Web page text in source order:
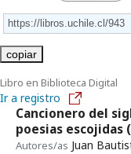
copiar
Libro en Biblioteca Digital
Ir a registro
Cancionero del
poesias escojidas
Autores/as Juan